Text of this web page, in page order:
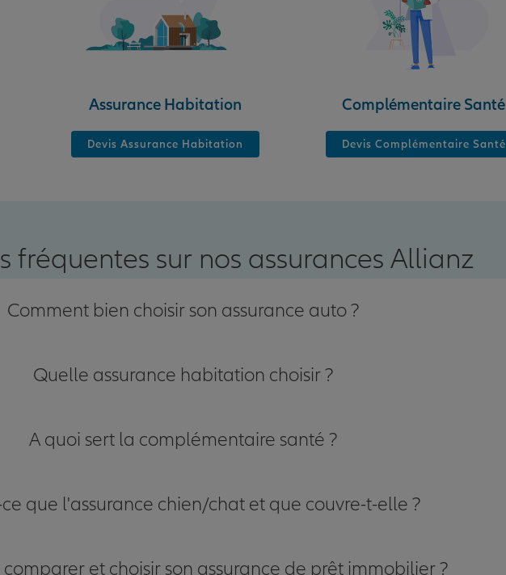
Assurance Habitation
Devis Assurance Habitation
Complémentaire Santé
Devis Complémentaire Santé
fréquentes sur nos assurances Allianz
Comment bien choisir son assurance auto ?
Quelle assurance habitation choisir ?
A quoi sert la complémentaire santé ?
que l'assurance chien/chat et que couvre-t-elle ?
et choisir son assurance de prêt immobilier ?